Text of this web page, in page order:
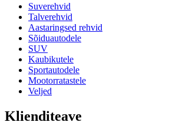
Suverehvid
Talverehvid
Aastaringsed rehvid
Sõiduautodele
SUV
Kaubikutele
Sportautodele
Mootorratastele
Veljed
Klienditeave